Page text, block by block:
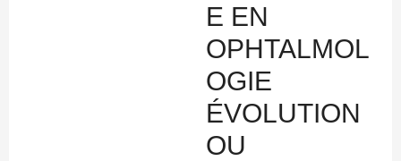
E EN
OPHTALMOL
OGIE
ÉVOLUTION
OU